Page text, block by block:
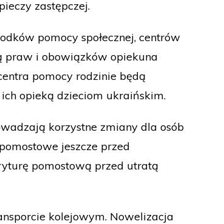
zastępczej.
pomocy społecznej, centrów
praw i obowiązków opiekuna
pomocy rodzinie będą
opieką dzieciom ukraińskim.
korzystne zmiany dla osób
jeszcze przed
pomostową przed utratą
kolejowym. Nowelizacja